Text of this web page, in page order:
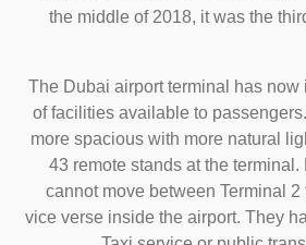
the middle of 2018, it was the
The Dubai airport terminal has
of facilities available to
more spacious with more natural
43 remote stands at the
cannot move between Terminal
vice verse inside the airport. They